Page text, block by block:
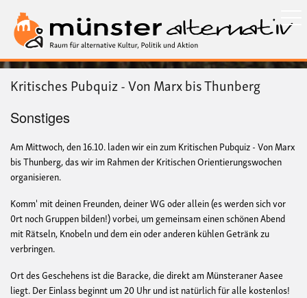
zum
Inhalt
Kritisches Pubquiz - Von Marx bis Thunberg
Sonstiges
Am Mittwoch, den 16.10. laden wir ein zum Kritischen Pubquiz - Von Marx
bis Thunberg, das wir im Rahmen der Kritischen Orientierungswochen
organisieren.
Komm' mit deinen Freunden, deiner WG oder allein (es werden sich vor
0rt noch Gruppen bilden!) vorbei, um gemeinsam einen schönen Abend
mit Rätseln, Knobeln und dem ein oder anderen kühlen Getränk zu
verbringen.
Ort des Geschehens ist die Baracke, die direkt am Münsteraner Aasee
liegt. Der Einlass beginnt um 20 Uhr und ist natürlich für alle kostenlos!